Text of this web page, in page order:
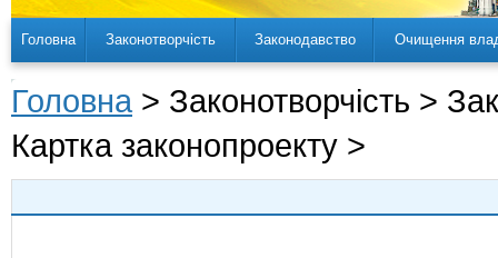
Головна Законотворчість Законодавство Очищення
Головна > Законотворчість >
Картка законопроекту >